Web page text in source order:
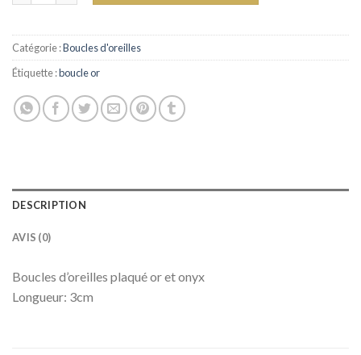
Catégorie :Boucles d'oreilles
Étiquette :boucle or
DESCRIPTION
AVIS (0)
Boucles d’oreilles plaqué or et onyx
Longueur: 3cm